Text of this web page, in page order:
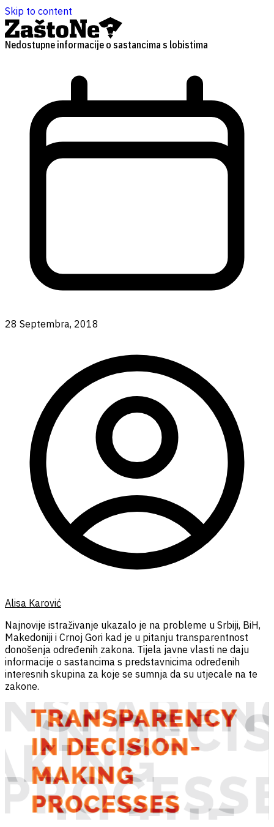
Skip to content
Nedostupne informacije o sastancima s lobistima
28 Septembra, 2018
Alisa Karović
Najnovije istraživanje ukazalo je na probleme u Srbiji, BiH,
Makedoniji i Crnoj Gori kad je u pitanju transparentnost
donošenja određenih zakona. Tijela javne vlasti ne daju
informacije o sastancima s predstavnicima određenih
interesnih skupina za koje se sumnja da su utjecale na te
zakone.